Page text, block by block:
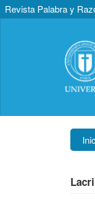
Revista Palabra y